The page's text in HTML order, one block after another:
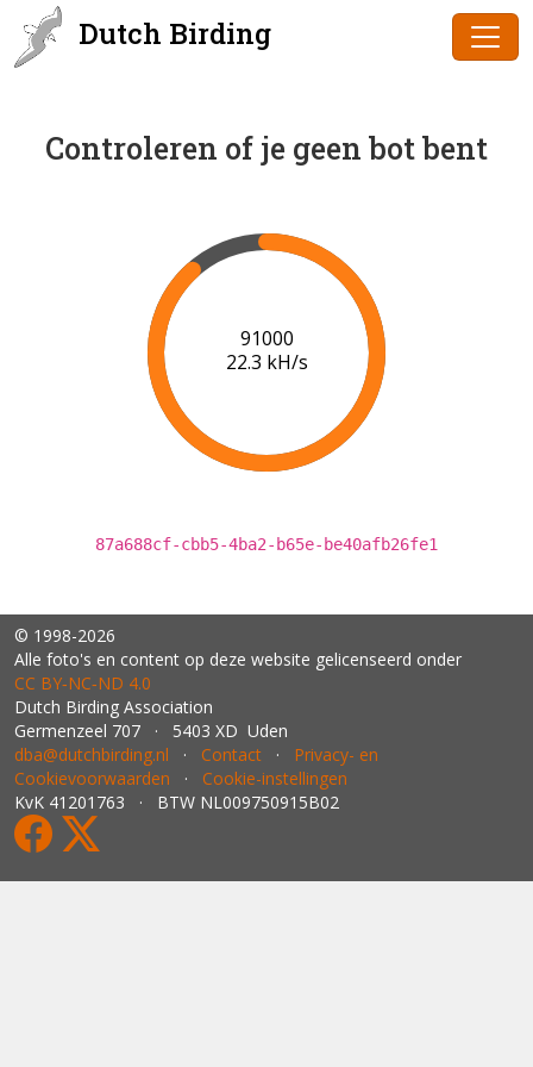
Dutch Birding
Controleren of je geen bot bent
93000
21.5 kH/s
87a688cf-cbb5-4ba2-b65e-be40afb26fe1
© 1998-2026
Alle foto's en content op deze website gelicenseerd onder
CC BY‑NC‑ND 4.0
Dutch Birding Association
Germenzeel 707 · 5403 XD Uden
dba@dutchbirding.nl · Contact · Privacy- en
Cookievoorwaarden · Cookie-instellingen
KvK 41201763 · BTW NL009750915B02